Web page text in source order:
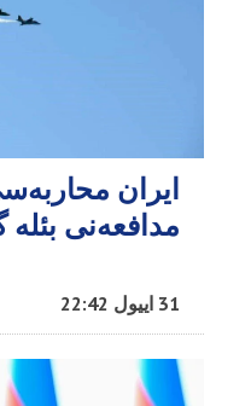
ایران
مدافعه‌نی بئله
31 اییول 22:42